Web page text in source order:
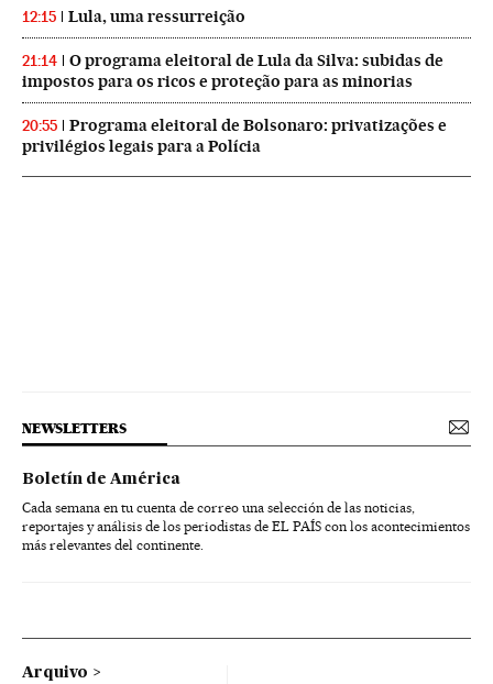
12:15 Lula, uma ressurreição
21:14
O programa eleitoral de Lula da Silva: subidas de
impostos para os ricos e proteção para as minorias
20:55
Programa eleitoral de Bolsonaro: privatizações e
privilégios legais para a Polícia
NEWSLETTERS
Boletín de América
Cada semana en tu cuenta de correo una selección de las noticias,
reportajes y análisis de los periodistas de EL PAÍS con los acontecimientos
más relevantes del continente.
Arquivo